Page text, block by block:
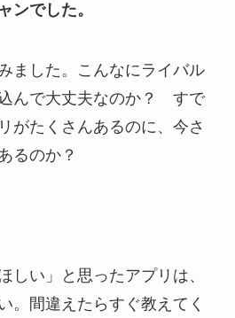
ンでした。
ました。こんなにライバル
んで大丈夫なのか？ すで
がたくさんあるのに、今さ
るのか？
しい」と思ったアプリは、
。間違えたらすぐ教えてく